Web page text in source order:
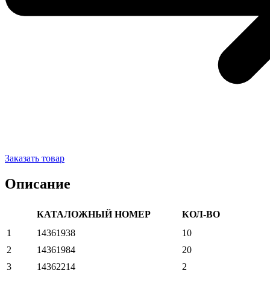
Заказать товар
Описание
КАТАЛОЖНЫЙ НОМЕР
КОЛ-ВО
1
14361938
10
2
14361984
20
3
14362214 2